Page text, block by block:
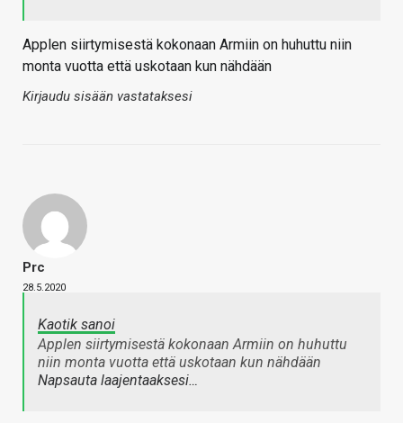
Applen siirtymisestä kokonaan Armiin on huhuttu niin
monta vuotta että uskotaan kun nähdään
Kirjaudu sisään vastataksesi
Prc
28.5.2020
Kaotik sanoi
Applen siirtymisestä kokonaan Armiin on huhuttu
niin monta vuotta että uskotaan kun nähdään
Napsauta laajentaaksesi…